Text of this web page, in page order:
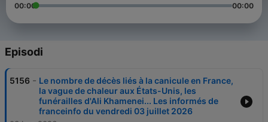
00:00 00:00
Episodi
5156 - Le nombre de décès liés à la canicule en France,
la vague de chaleur aux États-Unis, les
funérailles d'Ali Khamenei... Les informés de
franceinfo du vendredi 03 juillet 2026